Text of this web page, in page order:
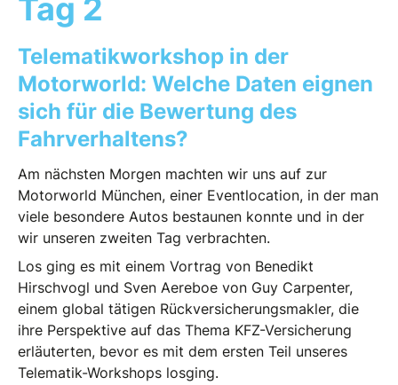
Tag 2
Telematikworkshop in der
Motorworld: Welche Daten eignen
sich für die Bewertung des
Fahrverhaltens?
Am nächsten Morgen machten wir uns auf zur
Motorworld München, einer Eventlocation, in der man
viele besondere Autos bestaunen konnte und in der
wir unseren zweiten Tag verbrachten.
Los ging es mit einem Vortrag von Benedikt
Hirschvogl und Sven Aereboe von Guy Carpenter,
einem global tätigen Rückversicherungsmakler, die
ihre Perspektive auf das Thema KFZ-Versicherung
erläuterten, bevor es mit dem ersten Teil unseres
Telematik-Workshops losging.